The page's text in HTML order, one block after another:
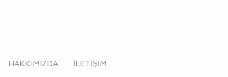
HAKKIMIZDA İLETİŞİM